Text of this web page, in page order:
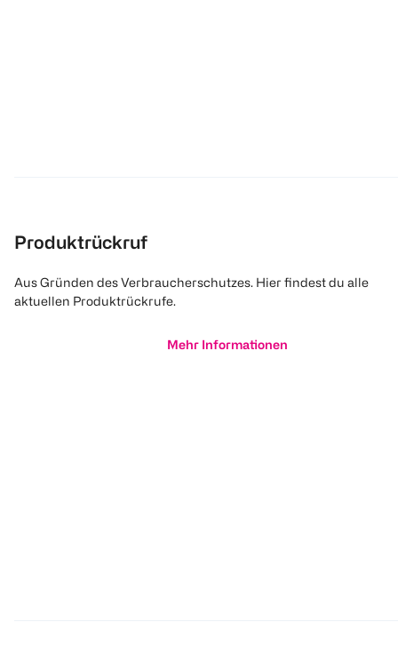
Produktrückruf
Aus Gründen des Verbraucherschutzes. Hier findest du alle
aktuellen Produktrückrufe.
Mehr Informationen